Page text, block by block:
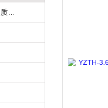
利德NIEDOX系列高品质轴承加热器